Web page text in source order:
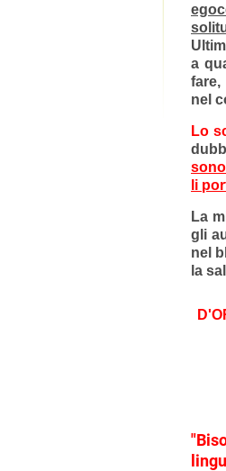
a
nel
Lo
li
La
gli
nel
la